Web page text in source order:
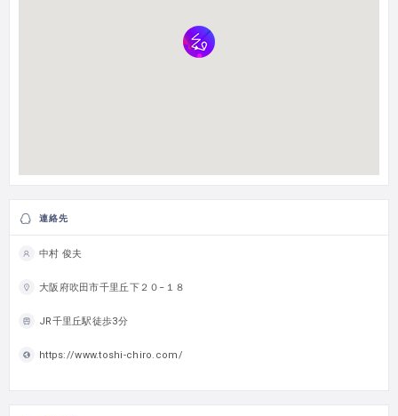
連絡先
中村 俊夫
大阪府吹田市千里丘下２０−１８
JR千里丘駅徒歩3分
https://www.toshi-chiro.com/